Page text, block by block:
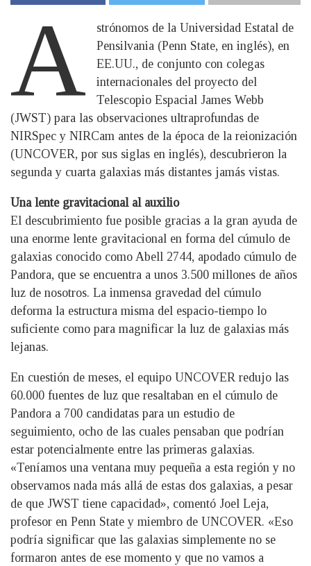
A
strónomos de la Universidad Estatal de
Pensilvania (Penn State, en inglés), en
EE.UU., de conjunto con colegas
internacionales del proyecto del
Telescopio Espacial James Webb
(JWST) para las observaciones ultraprofundas de
NIRSpec y NIRCam antes de la época de la reionización
(UNCOVER, por sus siglas en inglés), descubrieron la
segunda y cuarta galaxias más distantes jamás vistas.
Una lente gravitacional al auxilio
El descubrimiento fue posible gracias a la gran ayuda de
una enorme lente gravitacional en forma del cúmulo de
galaxias conocido como Abell 2744, apodado cúmulo de
Pandora, que se encuentra a unos 3.500 millones de años
luz de nosotros. La inmensa gravedad del cúmulo
deforma la estructura misma del espacio-tiempo lo
suficiente como para magnificar la luz de galaxias más
lejanas.
En cuestión de meses, el equipo UNCOVER redujo las
60.000 fuentes de luz que resaltaban en el cúmulo de
Pandora a 700 candidatas para un estudio de
seguimiento, ocho de las cuales pensaban que podrían
estar potencialmente entre las primeras galaxias.
«Teníamos una ventana muy pequeña a esta región y no
observamos nada más allá de estas dos galaxias, a pesar
de que JWST tiene capacidad», comentó Joel Leja,
profesor en Penn State y miembro de UNCOVER. «Eso
podría significar que las galaxias simplemente no se
formaron antes de ese momento y que no vamos a